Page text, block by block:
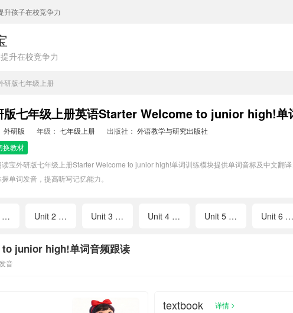
升孩子在校竞争力
升在校竞争力
研版七年级上册
版七年级上册英语Starter Welcome to junior high!单
外研版 年级： 七年级上册 出版社： 外语教学与研究出版社
换教材
宝外研版七年级上册Starter Welcome to junior high!单词训练模块提供单词音标及中文翻
单词发音，提高听写记忆能力。
Unit 1 A new start Unit 2 More than fun Unit 3 Family ties Unit 4 Time to celebrate Unit 5 The power of plants Unit 6 Fantastic friends
junior high!单词音频跟读
音
textbook 详情 >